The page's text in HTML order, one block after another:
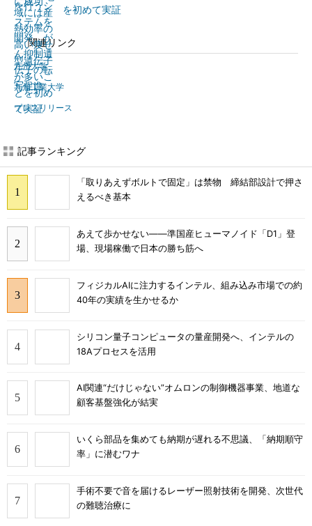
を初めて実証
関連リンク
九州大学
九州工業大学
プレスリリース
記事ランキング
「取りあえずボルトで固定」は禁物 締結部設計で押さ
えるべき基本
あえて歩かせない――準国産ヒューマノイド「D1」登
場、現場稼働で日本の勝ち筋へ
フィジカルAIに注力するインテル、組み込み市場での約
40年の実績を生かせるか
シリコン量子コンピュータの量産開発へ、インテルの
18Aプロセスを活用
AI関連“だけじゃない”オムロンの制御機器事業、地道な
顧客基盤強化が結実
いくら部品を集めても納期が遅れる不思議、「納期順守
率」に潜むワナ
手術不要で音を届けるレーザー照射技術を開発、次世代
の難聴治療に